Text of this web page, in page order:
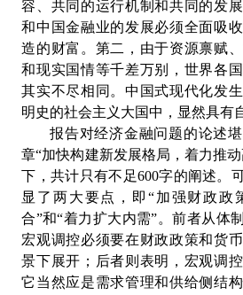
容、共同的运行机制和共同的发
和中国金融业的发展必须全面吸
造的财富。第二，由于资源禀赋
和现实国情等千差万别，世界各
其实不尽相同。中国式现代化发
明史的社会主义大国中，显然具有
报告对经济金融问题的论述
章“加快构建新发展格局，着力推
下，共计只有不足600字的阐述。
显了两大要点，即“加强财政政
合”和“着力扩大内需”。前者从体
宏观调控必须要在财政政策和货
景下展开；后者则表明，宏观调
它当然应是需求管理和供给侧结